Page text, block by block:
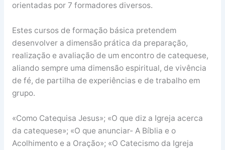
orientadas por 7 formadores diversos.
Estes cursos de formação básica pretendem
desenvolver a dimensão prática da preparação,
realização e avaliação de um encontro de catequese,
aliando sempre uma dimensão espiritual, de vivência
de fé, de partilha de experiências e de trabalho em
grupo.
«Como Catequisa Jesus»; «O que diz a Igreja acerca
da catequese»; «O que anunciar- A Bíblia e o
Acolhimento e a Oração»; «O Catecismo da Igreja